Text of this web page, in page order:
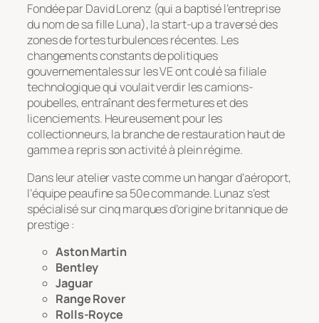
Fondée par David Lorenz (qui a baptisé l’entreprise
du nom de sa fille Luna), la start-up a traversé des
zones de fortes turbulences récentes. Les
changements constants de politiques
gouvernementales sur les VE ont coulé sa filiale
technologique qui voulait verdir les camions-
poubelles, entraînant des fermetures et des
licenciements. Heureusement pour les
collectionneurs, la branche de restauration haut de
gamme a repris son activité à plein régime.
Dans leur atelier vaste comme un hangar d’aéroport,
l’équipe peaufine sa 50e commande. Lunaz s’est
spécialisé sur cinq marques d’origine britannique de
prestige :
Aston Martin
Bentley
Jaguar
Range Rover
Rolls-Royce